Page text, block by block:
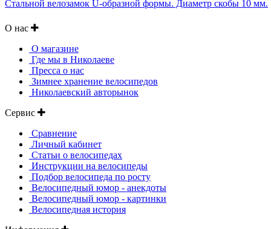
Стальной велозамок U-образной формы. Диаметр скобы 10 мм.
О нас
О магазине
Где мы в Николаеве
Пресса о нас
Зимнее хранение велосипедов
Николаевский авторынок
Сервис
Сравнение
Личный кабинет
Статьи о велосипедах
Инструкции на велосипеды
Подбор велосипеда по росту
Велосипедный юмор - анекдоты
Велосипедный юмор - картинки
Велосипедная история